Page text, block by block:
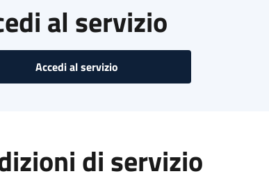
al servizio
Accedi al servizio
di servizio